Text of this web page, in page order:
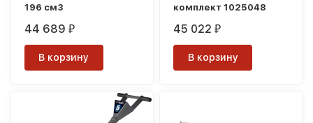
196 см3
44 689₽
В корзину
комплект 1025048
45 022₽
В корзину